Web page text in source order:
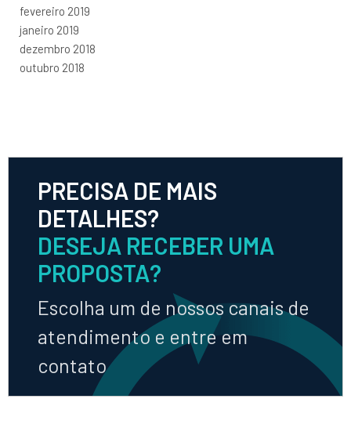
fevereiro 2019
janeiro 2019
dezembro 2018
outubro 2018
PRECISA DE MAIS
DETALHES?
DESEJA RECEBER UMA
PROPOSTA?
Escolha um de nossos canais de
atendimento e entre em
contato